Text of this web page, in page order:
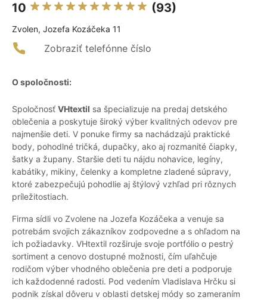
10 (93)
Zvolen, Jozefa Kozáčeka 11
Zobraziť telefónne číslo
O spoločnosti:
Spoločnosť VHtextil sa špecializuje na predaj detského
oblečenia a poskytuje široký výber kvalitných odevov pre
najmenšie deti. V ponuke firmy sa nachádzajú praktické
body, pohodlné tričká, dupačky, ako aj rozmanité čiapky,
šatky a župany. Staršie deti tu nájdu nohavice, legíny,
kabátiky, mikiny, čelenky a kompletne zladené súpravy,
ktoré zabezpečujú pohodlie aj štýlový vzhľad pri rôznych
príležitostiach.
Firma sídli vo Zvolene na Jozefa Kozáčeka a venuje sa
potrebám svojich zákazníkov zodpovedne a s ohľadom na
ich požiadavky. VHtextil rozširuje svoje portfólio o pestrý
sortiment a cenovo dostupné možnosti, čím uľahčuje
rodičom výber vhodného oblečenia pre deti a podporuje
ich každodenné radosti. Pod vedením Vladislava Hrčku si
podnik získal dôveru v oblasti detskej módy so zameraním